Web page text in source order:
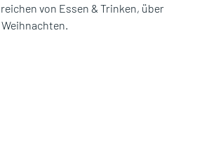
von Essen & Trinken, über